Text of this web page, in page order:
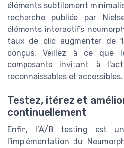
éléments subtilement
recherche publiée par
éléments interactifs
taux de clic augmenter de
conçus. Veillez à ce que
composants invitant à
reconnaissables et accessibles.
Testez, itérez et
continuellement
Enfin, l’A/B testing est
l'implémentation du